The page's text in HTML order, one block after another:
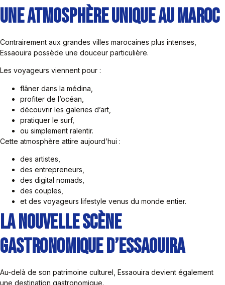
Une Atmosphère Unique au Maroc
Contrairement aux grandes villes marocaines plus intenses,
Essaouira possède une douceur particulière.
Les voyageurs viennent pour :
flâner dans la médina,
profiter de l’océan,
découvrir les galeries d’art,
pratiquer le surf,
ou simplement ralentir.
Cette atmosphère attire aujourd’hui :
des artistes,
des entrepreneurs,
des digital nomads,
des couples,
et des voyageurs lifestyle venus du monde entier.
La Nouvelle Scène
Gastronomique d’Essaouira
Au-delà de son patrimoine culturel, Essaouira devient également
une destination gastronomique.